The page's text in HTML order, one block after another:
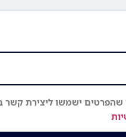
שהפרטים ישמשו ליצירת